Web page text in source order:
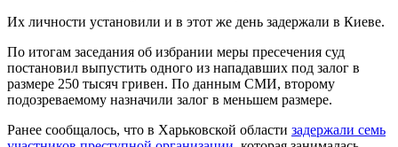
Их личности установили и в этот же день задержали в Киеве.
По итогам заседания об избрании меры пресечения суд
постановил выпустить одного из нападавших под залог в
размере 250 тысяч гривен. По данным СМИ, второму
подозреваемому назначили залог в меньшем размере.
Ранее сообщалось, что в Харьковской области задержали семь